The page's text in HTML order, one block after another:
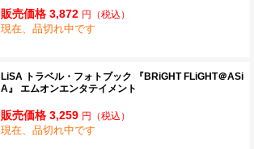
販売価格 3,872 円 （税込）
現在、品切れ中です
LiSA トラベル・フォトブック 『BRiGHT FLiGHT＠ASi
A』 エムオンエンタテイメント
販売価格 3,259 円 （税込）
現在、品切れ中です